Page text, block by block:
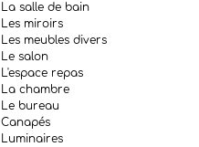
La salle de bain
Les miroirs
Les meubles divers
Le salon
L'espace repas
La chambre
Le bureau
Canapés
Luminaires